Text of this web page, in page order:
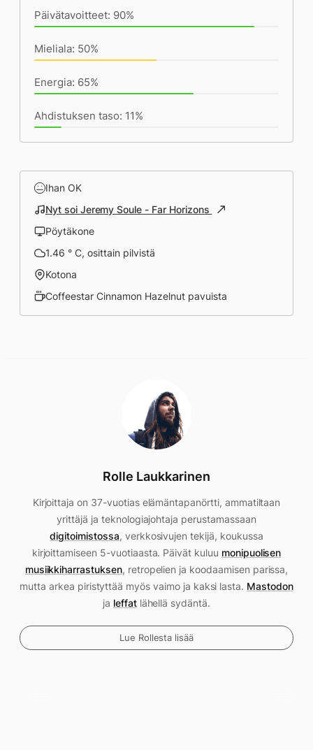
Päivätavoitteet: 90%
Mieliala: 50%
Energia: 65%
Ahdistuksen taso: 11%
Ihan OK
Nyt soi Jeremy Soule - Far Horizons
Pöytäkone
1.46 ° C, osittain pilvistä
Kotona
Coffeestar Cinnamon Hazelnut pavuista
Rolle Laukkarinen
Kirjoittaja on 37-vuotias elämäntapanörtti, ammatiltaan
yrittäjä ja teknologiajohtaja perustamassaan
digitoimistossa, verkkosivujen tekijä, koukussa
kirjoittamiseen 5-vuotiaasta. Päivät kuluu monipuolisen
musiikkiharrastuksen, retropelien ja koodaamisen parissa,
mutta arkea piristyttää myös vaimo ja kaksi lasta. Mastodon
ja leffatlähellä sydäntä.
Lue Rollesta lisää